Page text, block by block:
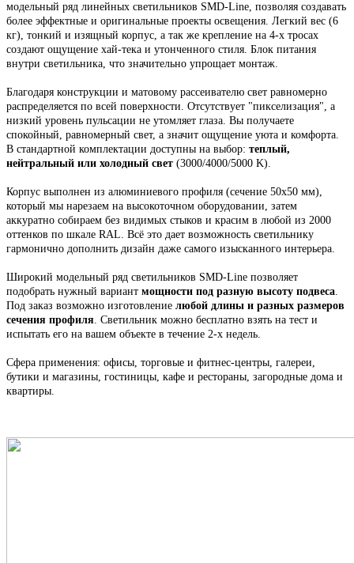
модельный ряд линейных светильников SMD-Line, позволяя создавать
более эффектные и оригинальные проекты освещения. Легкий вес (6
кг), тонкий и изящный корпус, а так же крепление на 4-х тросах
создают ощущение хай-тека и утонченного стиля. Блок питания
внутри светильника, что значительно упрощает монтаж.
Благодаря конструкции и матовому рассеивателю свет равномерно
распределяется по всей поверхности. Отсутствует "пикселизация", а
низкий уровень пульсации не утомляет глаза. Вы получаете
спокойный, равномерный свет, а значит ощущение уюта и комфорта.
В стандартной комплектации доступны на выбор: теплый,
нейтральный или холодный свет (3000/4000/5000 K).
Корпус выполнен из алюминиевого профиля (сечение 50х50 мм),
который мы нарезаем на высокоточном оборудовании, затем
аккуратно собираем без видимых стыков и красим в любой из 2000
оттенков по шкале RAL. Всё это дает возможность светильнику
гармонично дополнить дизайн даже самого изысканного интерьера.
Широкий модельный ряд светильников SMD-Line позволяет
подобрать нужный вариант мощности под разную высоту подвеса.
Под заказ возможно изготовление любой длины и разных размеров
сечения профиля. Светильник можно бесплатно взять на тест и
испытать его на вашем объекте в течение 2-х недель.
Сфера применения: офисы, торговые и фитнес-центры, галереи,
бутики и магазины, гостиницы, кафе и рестораны, загородные дома и
квартиры.